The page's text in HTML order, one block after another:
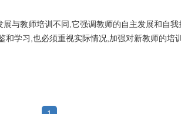
与教师培训不同,它强调教师的自主发展和自
学习,也必须重视实际情况,加强对新教师的